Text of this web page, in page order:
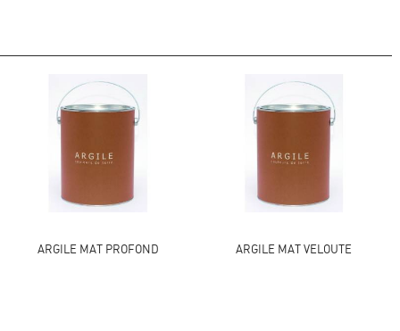
ARGILE MAT PROFOND ARGILE MAT VELOUTE